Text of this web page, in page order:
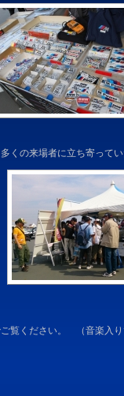
くの来場者に立ち寄ってい
覧ください。 （音楽入り